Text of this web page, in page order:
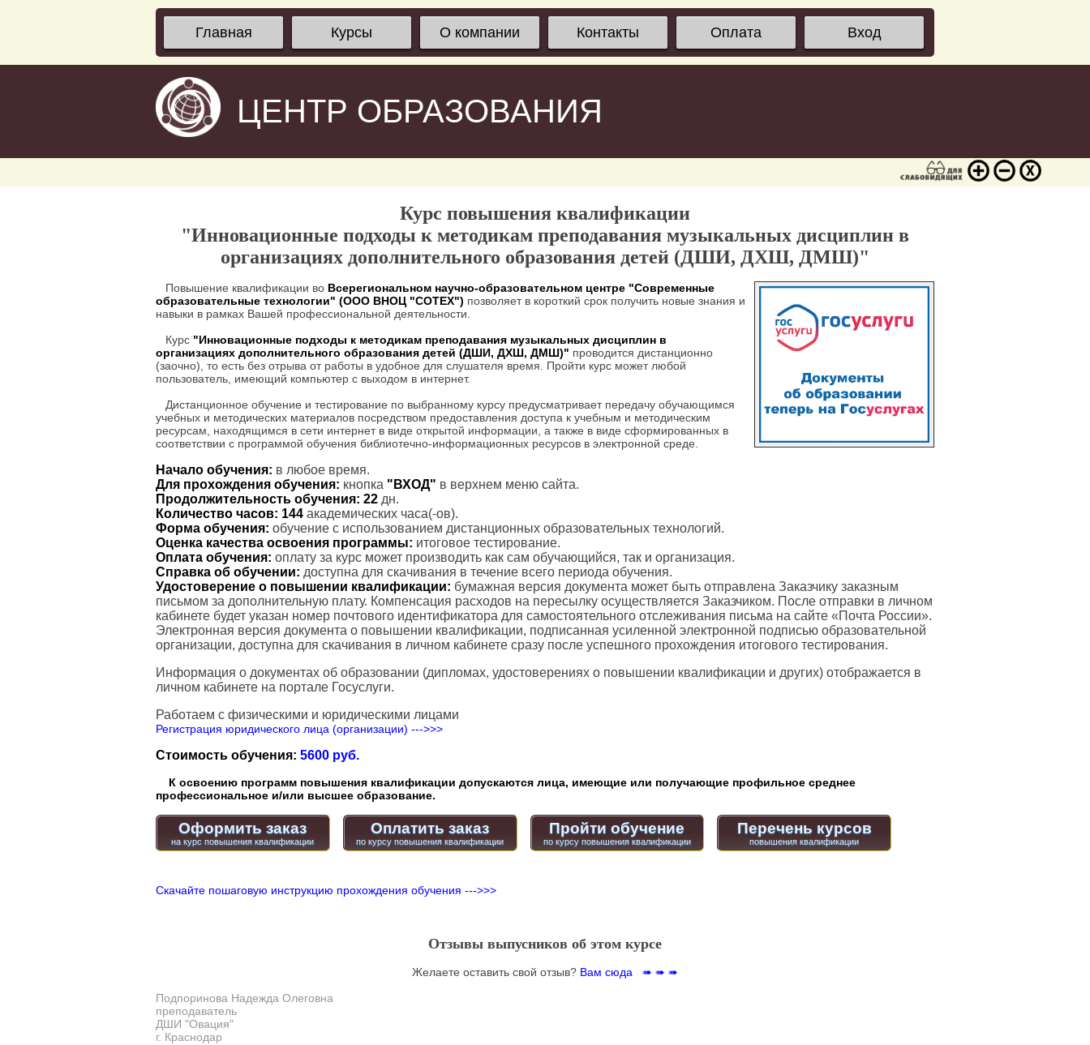
Главная Курсы О компании Контакты Оплата Вход
ЦЕНТР ОБРАЗОВАНИЯ
Курс повышения квалификации
"Инновационные подходы к методикам преподавания музыкальных дисциплин в
организациях дополнительного образования детей (ДШИ, ДХШ, ДМШ)"
Повышение квалификации во Всерегиональном научно-образовательном центре "Современные
образовательные технологии" (ООО ВНОЦ "СОТЕХ") позволяет в короткий срок получить новые знания и
навыки в рамках Вашей профессиональной деятельности.
Курс "Инновационные подходы к методикам преподавания музыкальных дисциплин в
организациях дополнительного образования детей (ДШИ, ДХШ, ДМШ)" проводится дистанционно
(заочно), то есть без отрыва от работы в удобное для слушателя время. Пройти курс может любой
пользователь, имеющий компьютер с выходом в интернет.
Дистанционное обучение и тестирование по выбранному курсу предусматривает передачу обучающимся
учебных и методических материалов посредством предоставления доступа к учебным и методическим
ресурсам, находящимся в сети интернет в виде открытой информации, а также в виде сформированных в
соответствии с программой обучения библиотечно-информационных ресурсов в электронной среде.
Начало обучения: в любое время.
Для прохождения обучения: кнопка "ВХОД" в верхнем меню сайта.
Продолжительность обучения: 22 дн.
Количество часов: 144 академических часа(-ов).
Форма обучения: обучение с использованием дистанционных образовательных технологий.
Оценка качества освоения программы: итоговое тестирование.
Оплата обучения: оплату за курс может производить как сам обучающийся, так и организация.
Справка об обучении: доступна для скачивания в течение всего периода обучения.
Удостоверение о повышении квалификации: бумажная версия документа может быть отправлена Заказчику заказным
письмом за дополнительную плату. Компенсация расходов на пересылку осуществляется Заказчиком. После отправки в личном
кабинете будет указан номер почтового идентификатора для самостоятельного отслеживания письма на сайте «Почта России».
Электронная версия документа о повышении квалификации, подписанная усиленной электронной подписью образовательной
организации, доступна для скачивания в личном кабинете сразу после успешного прохождения итогового тестирования.
Информация о документах об образовании (дипломах, удостоверениях о повышении квалификации и других) отображается в
личном кабинете на портале Госуслуги.
Работаем с физическими и юридическими лицами
Регистрация юридического лица (организации) --->>>
Стоимость обучения: 5600 руб.
К освоению программ повышения квалификации допускаются лица, имеющие или получающие профильное среднее
профессиональное и/или высшее образование.
Оформить заказ Оплатить заказ Пройти обучение
по курсу повышения квалификации
Перечень курсов
Скачайте пошаговую инструкцию прохождения обучения --->>>
Отзывы выпусников об этом курсе
Желаете оставить свой отзыв? Вам сюда ➠ ➠ ➠
Подпоринова Надежда Олеговна
преподаватель
ДШИ "Овация"
г. Краснодар